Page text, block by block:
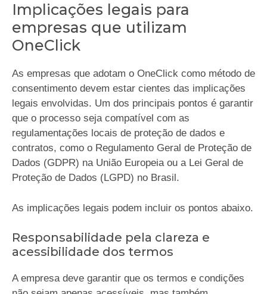
Implicações legais para
empresas que utilizam
OneClick
As empresas que adotam o OneClick como método de
consentimento devem estar cientes das implicações
legais envolvidas. Um dos principais pontos é garantir
que o processo seja compatível com as
regulamentações locais de proteção de dados e
contratos, como o Regulamento Geral de Proteção de
Dados (GDPR) na União Europeia ou a Lei Geral de
Proteção de Dados (LGPD) no Brasil.
As implicações legais podem incluir os pontos abaixo.
Responsabilidade pela clareza e
acessibilidade dos termos
A empresa deve garantir que os termos e condições